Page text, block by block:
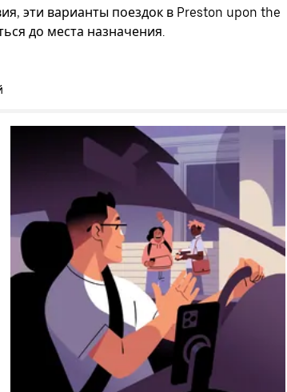
эти варианты поездок в Preston upon the
до места назначения.